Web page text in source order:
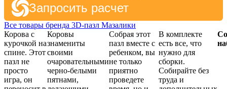
Запросить расчет
Все товары бренда 3D-пазл Мазалики
Корова с
курочкой на
спине. Этот
пазл не
просто
игра, он
Коровы
знамениты
своими
очаровательными
черно-белыми
пятнами,
Собрая этот
пазл вместе с
ребенком, вы
не только
приятно
проведете
В комплекте
есть все, что
нужно для
сборки.
Собирайте без
труда и